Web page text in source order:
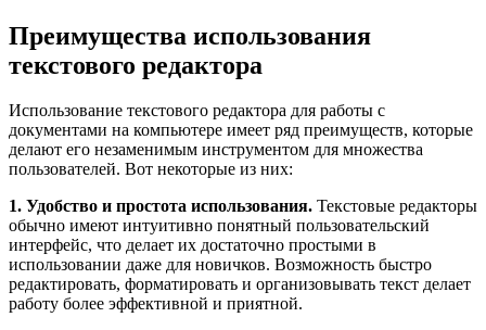
Преимущества использования
текстового редактора
Использование текстового редактора для работы с
документами на компьютере имеет ряд преимуществ, которые
делают его незаменимым инструментом для множества
пользователей. Вот некоторые из них:
1. Удобство и простота использования. Текстовые редакторы
обычно имеют интуитивно понятный пользовательский
интерфейс, что делает их достаточно простыми в
использовании даже для новичков. Возможность быстро
редактировать, форматировать и организовывать текст делает
работу более эффективной и приятной.